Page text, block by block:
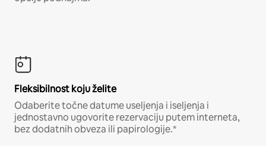
Fleksibilnost koju želite
Odaberite točne datume useljenja i iseljenja i
jednostavno ugovorite rezervaciju putem interneta,
bez dodatnih obveza ili papirologije.*